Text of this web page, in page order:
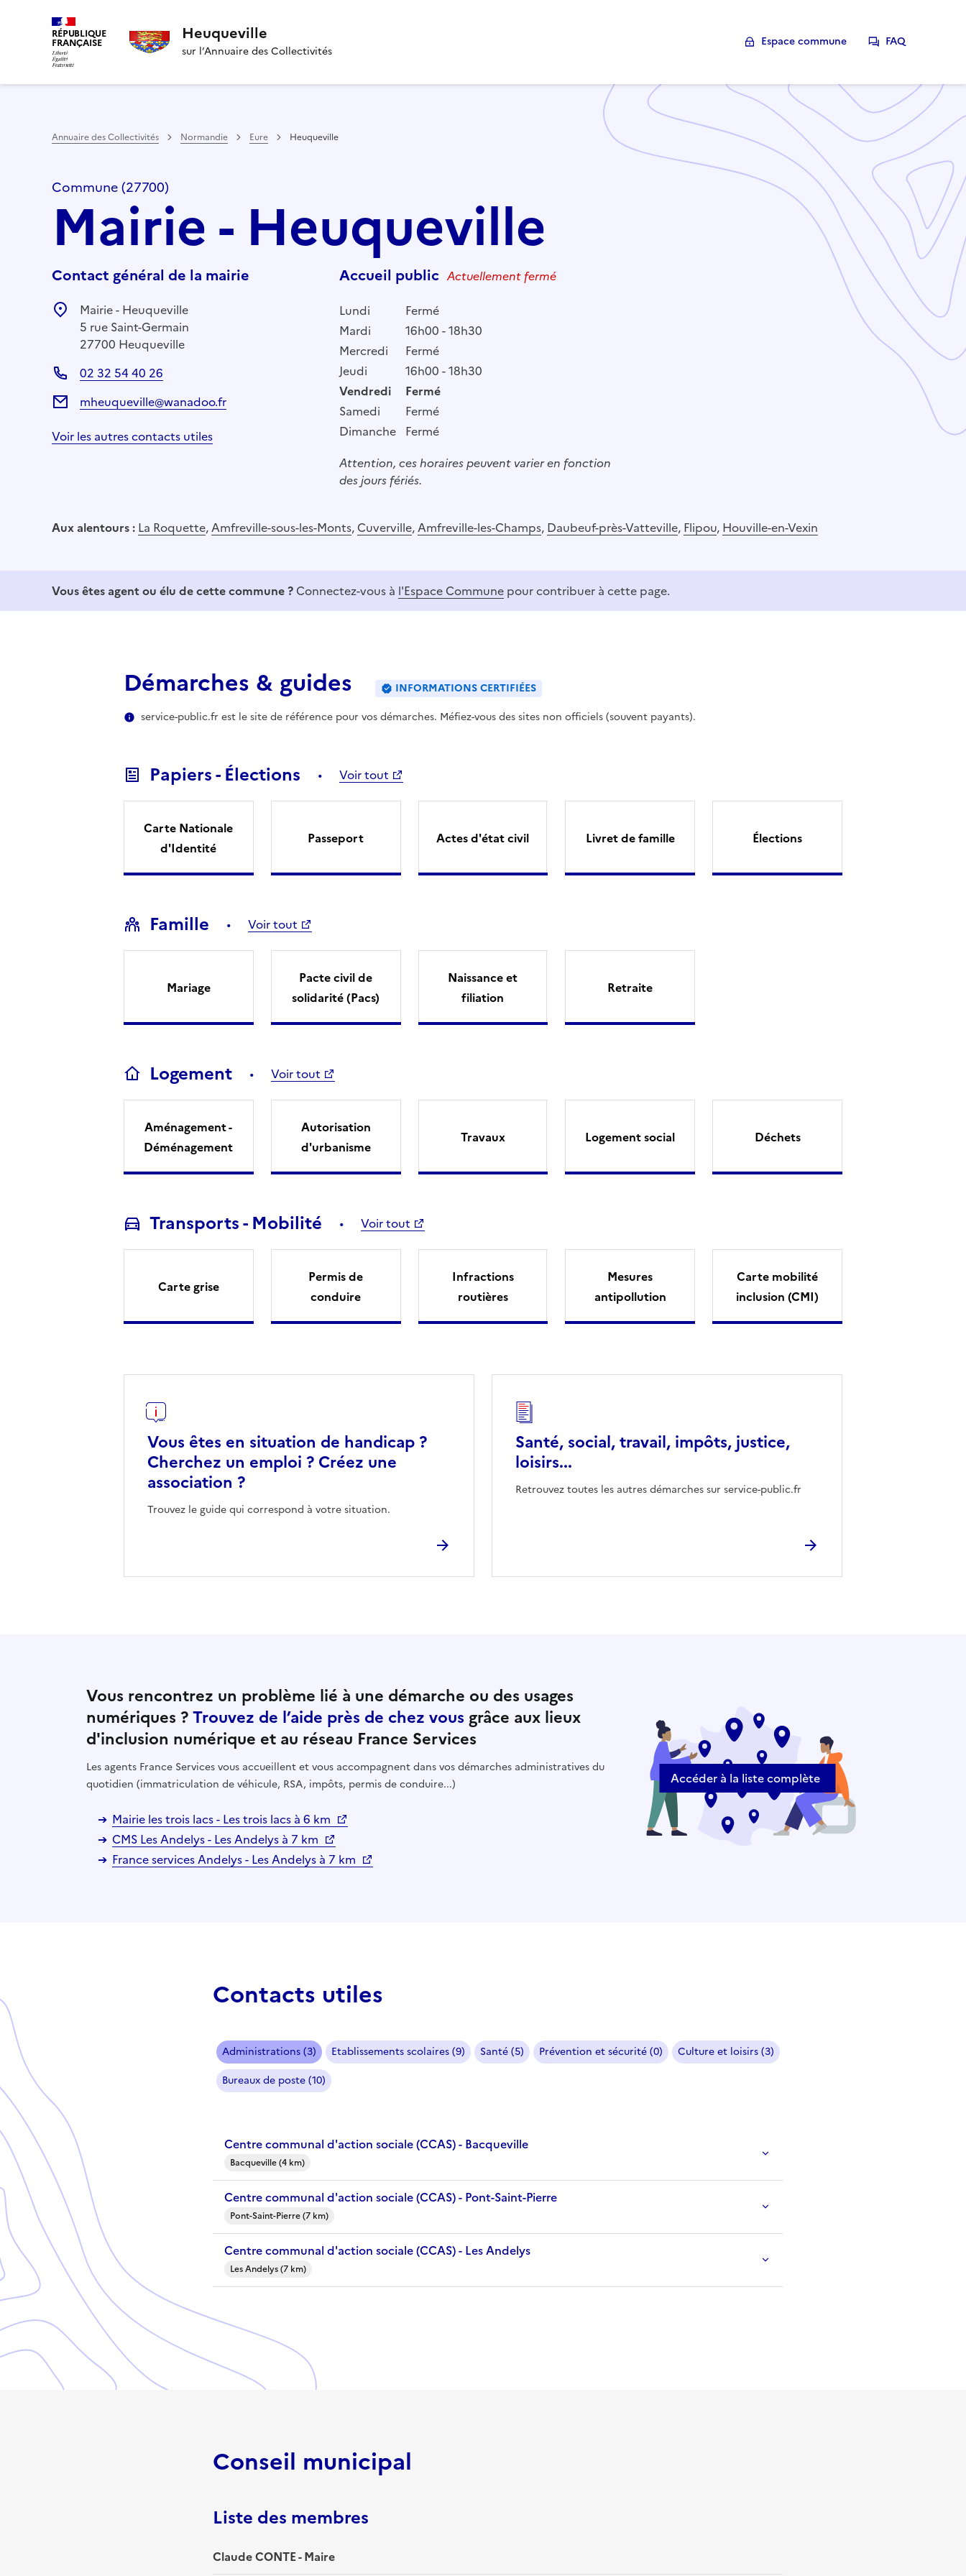
RÉPUBLIQUE
FRANÇAISE Heuqueville
sur l’Annuaire des Collectivités
Espace commune FAQ
Annuaire des Collectivités Normandie Eure Heuqueville
Commune (27700)
Mairie - Heuqueville
Contact général de la mairie
Mairie - Heuqueville
5 rue Saint-Germain
27700 Heuqueville
02 32 54 40 26
mheuqueville@wanadoo.fr
Voir les autres contacts utiles
Accueil public Actuellement fermé
Lundi
Fermé
Mardi
16h00 - 18h30
Mercredi
Fermé
Jeudi
16h00 - 18h30
Vendredi
Fermé
Samedi
Fermé
Dimanche Fermé
Attention, ces horaires peuvent varier en fonction
des jours fériés.
Aux alentours : La Roquette,Amfreville-sous-les-Monts, Cuverville,Amfreville-les-Champs, Daubeuf-près-Vatteville, Flipou, Houville-en-Vexin
Vous êtes agent ou élu de cette commune ? Connectez-vous à l'Espace Commune pour contribuer à cette page.
Démarches & guides
INFORMATIONS CERTIFIÉES
service-public.fr est le site de référence pour vos démarches. Méfiez-vous des sites non officiels (souvent payants).
Papiers - Élections Voir tout
Carte Nationale
d'Identité
Passeport Actes d'état civil Livret de famille Élections
Famille Voir tout
Mariage
Pacte civil de
solidarité (Pacs)
Naissance et
filiation
Retraite
Logement Voir tout
Aménagement -
Déménagement
Autorisation
d'urbanisme
Travaux Logement social Déchets
Transports - Mobilité Voir tout
Carte grise
Permis de
conduire
Infractions
routières
Mesures
antipollution
Carte mobilité
inclusion (CMI)
Vous êtes en situation de handicap ?
Cherchez un emploi ? Créez une
association ?
Trouvez le guide qui correspond à votre situation.
Santé, social, travail, impôts, justice,
loisirs...
Retrouvez toutes les autres démarches sur service-public.fr
Vous rencontrez un problème lié à une démarche ou des usages
numériques ?Trouvez de l’aide près de chez vous grâce aux lieux
d'inclusion numérique et au réseau France Services
Les agents France Services vous accueillent et vous accompagnent dans vos démarches administratives du
quotidien (immatriculation de véhicule, RSA, impôts, permis de conduire...)
Mairie les trois lacs - Les trois lacs à 6 km
CMS Les Andelys - Les Andelys à 7 km
France services Andelys - Les Andelys à 7 km
Accéder à la liste complète
Contacts utiles
Administrations (3) Etablissements scolaires (9) Santé (5) Prévention et sécurité (0)
Culture et loisirs (3)
Bureaux de poste (10)
Centre communal d'action sociale (CCAS) - Bacqueville
Bacqueville (4 km)
Centre communal d'action sociale (CCAS) - Pont-Saint-Pierre
Pont-Saint-Pierre (7 km)
Centre communal d'action sociale (CCAS) - Les Andelys
Les Andelys (7 km)
Conseil municipal
Liste des membres
Claude CONTE - Maire